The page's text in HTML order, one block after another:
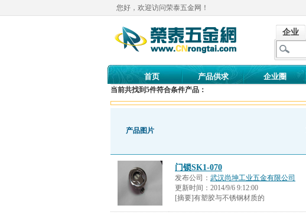
您好，欢迎访问荣泰五金网！
企业
首页 产品供求 企业圈
当前共找到5件符合条件产品：
产品图片
门锁SK1-070
发布公司： 武汉尚坤工业五金有限公司
更新时间： 2014/9/6 9:12:00
[摘要]有塑胶与不锈钢材质的